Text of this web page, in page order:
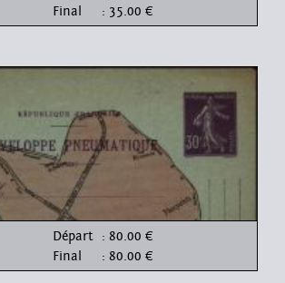
Final
: 35.00 €
Départ : 80.00 €
Final
: 80.00 €